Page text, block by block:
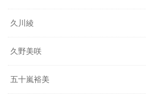
久川綾
久野美咲
五十嵐裕美